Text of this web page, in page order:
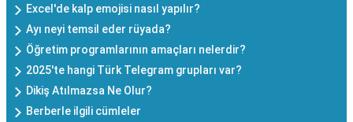
Excel'de kalp emojisi nasıl yapılır?
Ayı neyi temsil eder rüyada?
Öğretim programlarının amaçları nelerdir?
2025'te hangi Türk Telegram grupları var?
Dikiş Atılmazsa Ne Olur?
Berberle ilgili cümleler